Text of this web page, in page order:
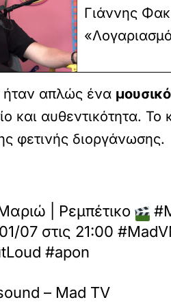
Γιάννης
ήταν απλώς ένα
και αυθεντικότητα.
φετινής διοργάνωσης.
| Ρεμπέτικο
07 στις 21:00
#apon
– Mad TV